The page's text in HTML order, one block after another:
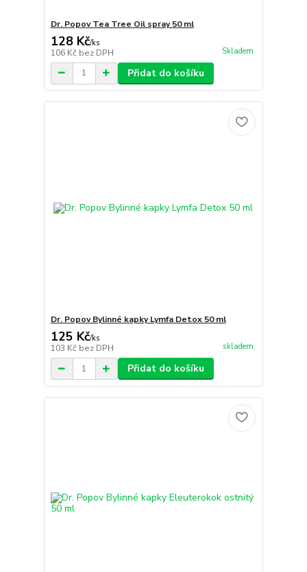
Dr. Popov Tea Tree Oil spray 50 ml
128 Kč/ks
106 Kč bez DPH Skladem
Přidat do košíku
Dr. Popov Bylinné kapky Lymfa Detox 50 ml
125 Kč/ks
103 Kč bez DPH skladem
Přidat do košíku